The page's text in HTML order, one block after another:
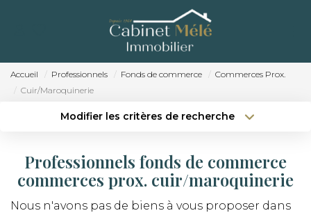
ACCUEIL
ACHETER
RECRUTEMENT
CONTACT
Accueil Professionnels Fonds de commerce
Commerces Prox.
Cuir/Maroquinerie
Modifier les critères de recherche
Budget max
Plus de critères Créer une alerte
Professionnels fonds de commerce
commerces prox. cuir/maroquinerie
Nous n'avons pas de biens à vous proposer dans